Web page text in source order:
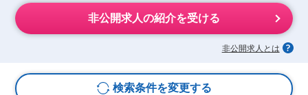
非公開求人の紹介を受ける
非公開求人とは
検索条件を変更する